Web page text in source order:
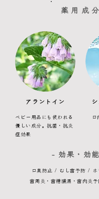
​薬用成分
アラントイン
ベビー用品にも使われる
優しい成分。 抗菌・抗炎
症効果
- 効果・効
口臭防止 / むし歯予防 / ホ
歯周炎・歯槽膿漏・歯肉炎